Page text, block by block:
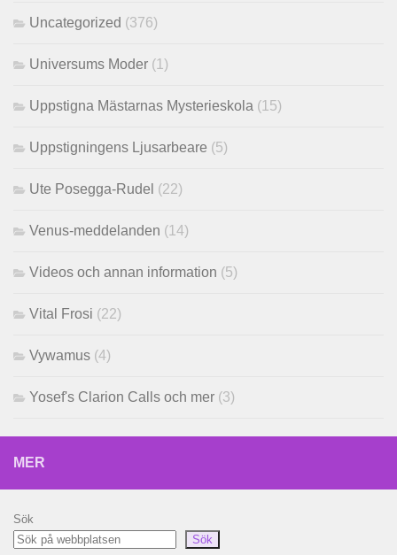
Uncategorized (376)
Universums Moder (1)
Uppstigna Mästarnas Mysterieskola (15)
Uppstigningens Ljusarbeare (5)
Ute Posegga-Rudel (22)
Venus-meddelanden (14)
Videos och annan information (5)
Vital Frosi (22)
Vywamus (4)
Yosef's Clarion Calls och mer (3)
MER
Sök
Sök